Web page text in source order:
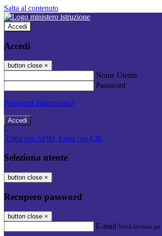
Salta al contenuto
Accedi
Accedi
button close ×
Nome Utente
Password
Password dimenticata?
-
Entra con SPID Entra con CIE
Seleziona utente
button close ×
Recupero password
button close ×
E-mail Verrà inviato